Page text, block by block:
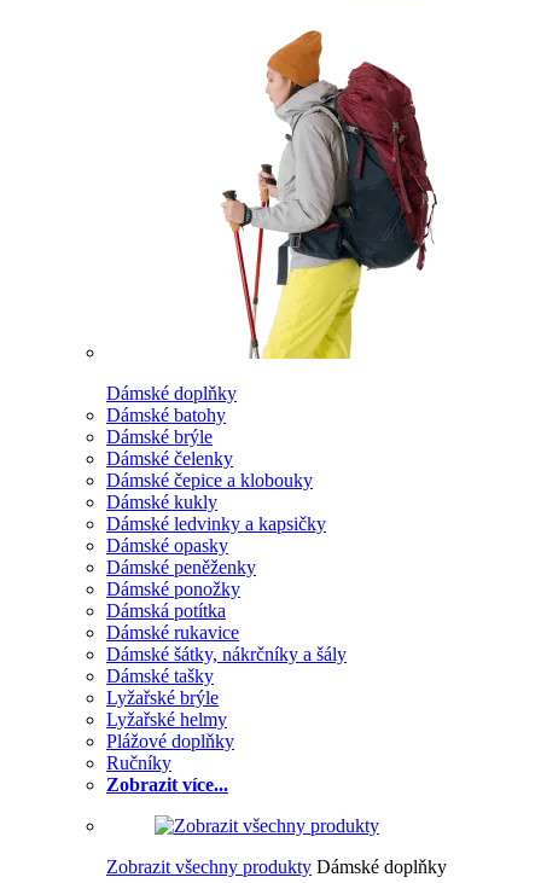
Dámské doplňky
Dámské batohy
Dámské brýle
Dámské čelenky
Dámské čepice a klobouky
Dámské kukly
Dámské ledvinky a kapsičky
Dámské opasky
Dámské peněženky
Dámské ponožky
Dámská potítka
Dámské rukavice
Dámské šátky, nákrčníky a šály
Dámské tašky
Lyžařské brýle
Lyžařské helmy
Plážové doplňky
Ručníky
Zobrazit více...
Zobrazit všechny produkty Dámské doplňky